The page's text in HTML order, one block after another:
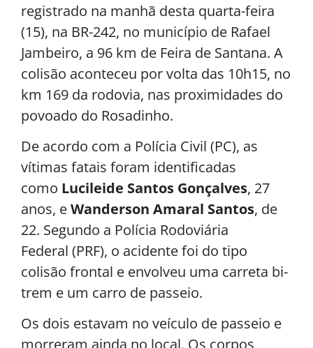
registrado na manhã desta quarta-feira
(15), na BR-242, no município de Rafael
Jambeiro, a 96 km de Feira de Santana. A
colisão aconteceu por volta das 10h15, no
km 169 da rodovia, nas proximidades do
povoado do Rosadinho.
De acordo com a Polícia Civil (PC), as
vítimas fatais foram identificadas
como Lucileide Santos Gonçalves, 27
anos, eWanderson Amaral Santos, de
22. Segundo a Polícia Rodoviária
Federal (PRF), o acidente foi do tipo
colisão frontal e envolveu uma carreta bi-
trem e um carro de passeio.
Os dois estavam no veículo de passeio e